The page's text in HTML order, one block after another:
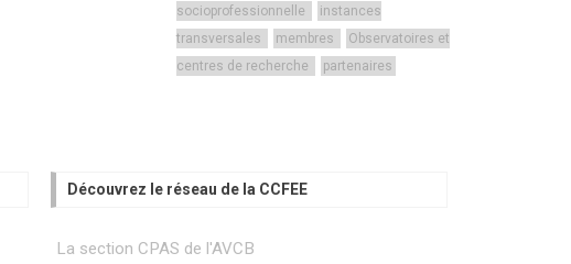
socioprofessionnelle
instances
transversales
membres
Observatoires et
centres de recherche
partenaires
Découvrez le réseau de la CCFEE
La section CPAS de l'AVCB